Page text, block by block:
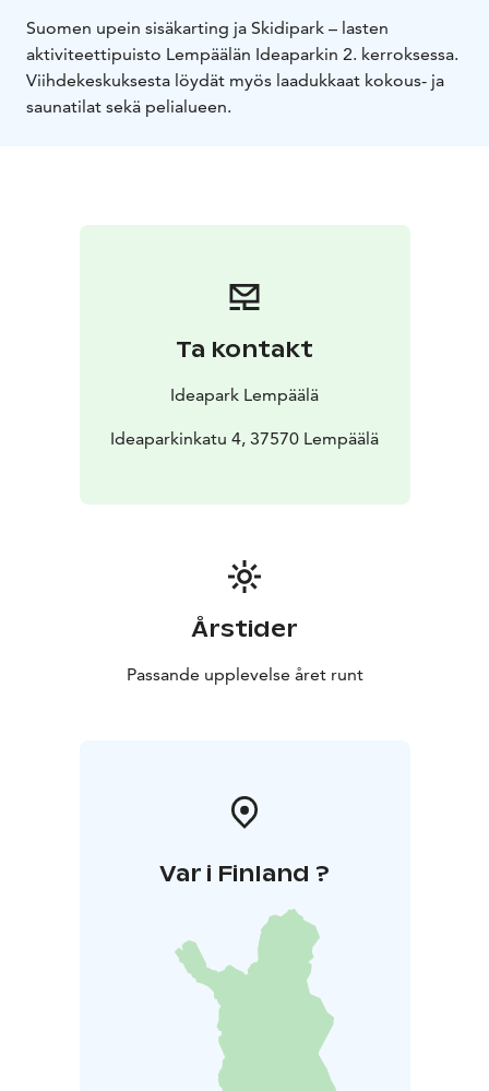
Suomen upein sisäkarting ja Skidipark – lasten
aktiviteettipuisto Lempäälän Ideaparkin 2. kerroksessa.
Viihdekeskuksesta löydät myös laadukkaat kokous- ja
saunatilat sekä pelialueen.
Ta kontakt
Ideapark Lempäälä
Ideaparkinkatu 4, 37570 Lempäälä
Årstider
Passande upplevelse året runt
Var i Finland ?